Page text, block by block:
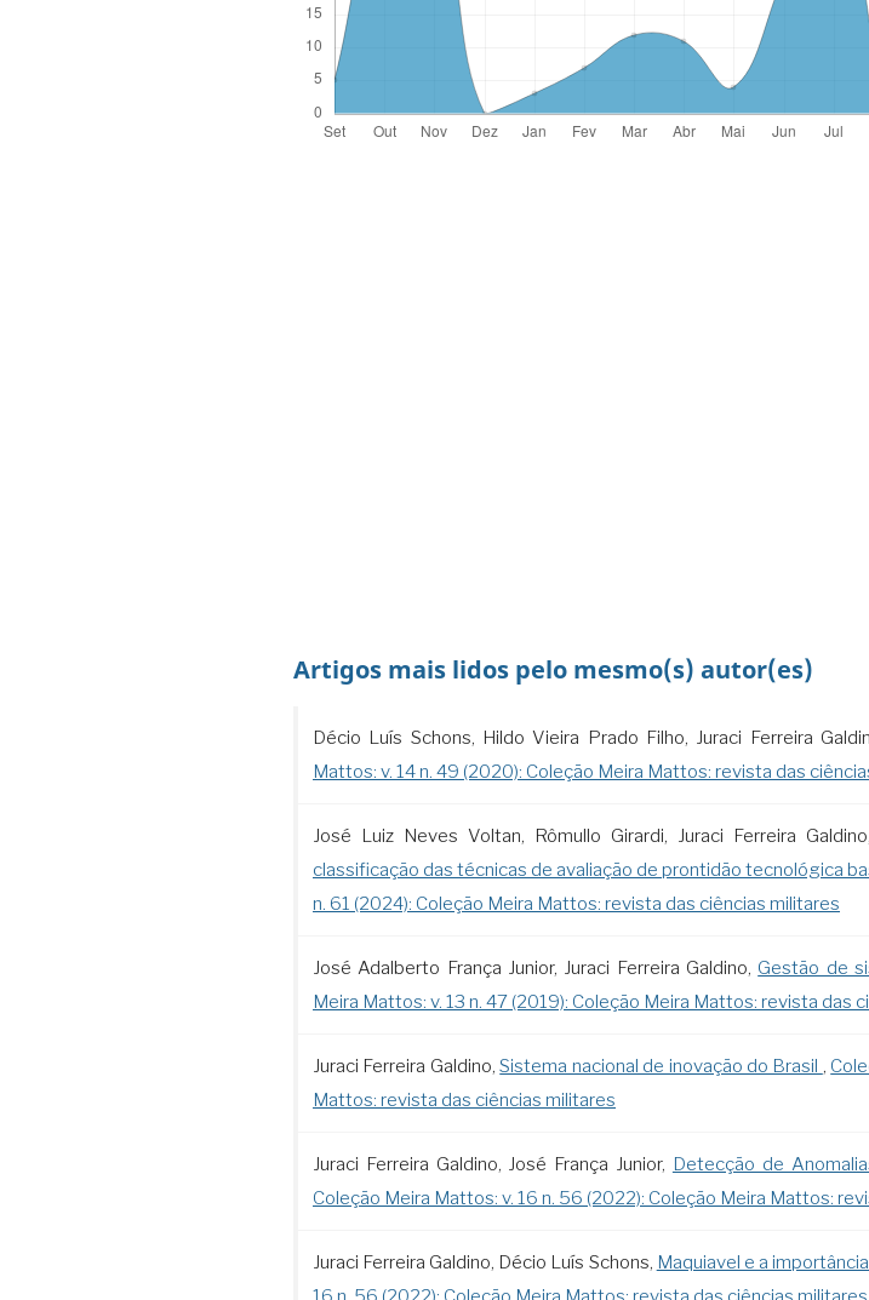
Artigos mais lidos pelo mesmo(s) autor(es)
Décio Luís Schons, Hildo Vieira Prado Filho, Juraci Ferreira
Mattos: v. 14 n. 49 (2020): Coleção Meira Mattos: revista das
José Luiz Neves Voltan, Rômullo Girardi, Juraci Ferreira
classificação das técnicas de avaliação de prontidão tecnológica
n. 61 (2024): Coleção Meira Mattos: revista das ciências militares
José Adalberto França Junior, Juraci Ferreira Galdino, Gestão de
Meira Mattos: v. 13 n. 47 (2019): Coleção Meira Mattos: revista das
Juraci Ferreira Galdino,Sistema nacional de inovação do Brasil ,
Mattos: revista das ciências militares
Juraci Ferreira Galdino, José França Junior, Detecção de
Coleção Meira Mattos: v. 16 n. 56 (2022): Coleção Meira Mattos:
Juraci Ferreira Galdino, Décio Luís Schons, Maquiavel e a